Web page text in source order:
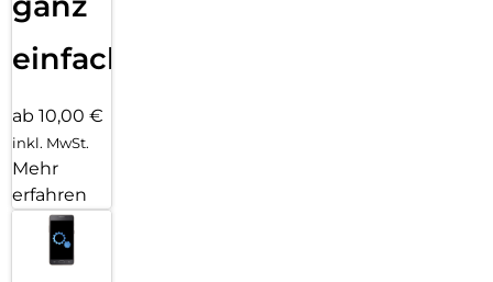
einfach
ab 10,00 €
inkl. MwSt.
Mehr
erfahren